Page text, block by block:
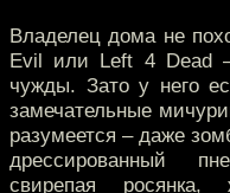
Владелец дома не
Evil или Left 4 Dead
чужды. Зато у него
замечательные
разумеется – даже
дрессированный
свирепая